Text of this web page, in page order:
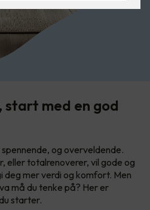
start med en god
og overveldende.
eller totalrenoverer, vil gode og
deg mer verdi og komfort. Men
må du tenke på? Her er
starter.